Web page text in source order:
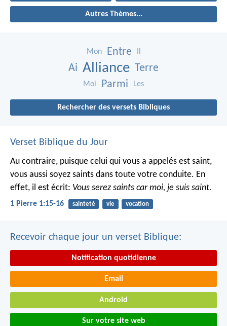
Autres Thèmes...
Mon Entre Il
Ai Alliance Terre
Moi Parmi Les
Rechercher des versets Bibliques
Verset Biblique du Jour
Au contraire, puisque celui qui vous a appelés est saint,
vous aussi soyez saints dans toute votre conduite. En
effet, il est écrit: Vous serez saints car moi, je suis saint.
1 Pierre 1:15-16 sainteté vie vocation
Recevoir chaque jour un verset Biblique:
Notification quotidienne
Email
Android
Sur votre site web